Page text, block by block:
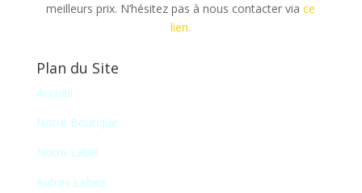
meilleurs prix. N’hésitez pas à nous contacter viace
lien.
Plan du Site
Accueil
Notre Boutique
Notre Label
Autres Labels